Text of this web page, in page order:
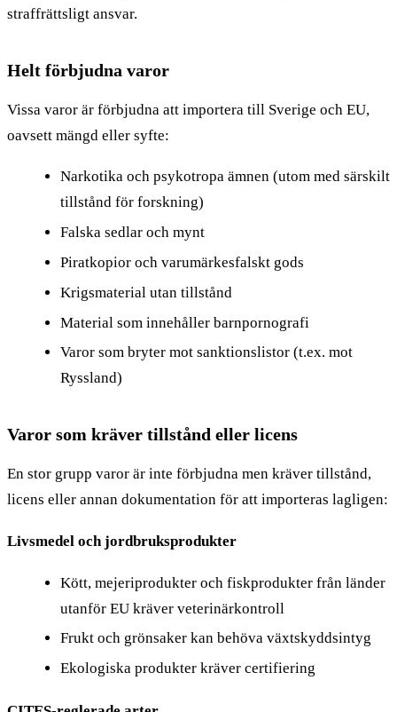
straffrättsligt ansvar.
Helt förbjudna varor
Vissa varor är förbjudna att importera till Sverige och EU,
oavsett mängd eller syfte:
Narkotika och psykotropa ämnen (utom med särskilt
tillstånd för forskning)
Falska sedlar och mynt
Piratkopior och varumärkesfalskt gods
Krigsmaterial utan tillstånd
Material som innehåller barnpornografi
Varor som bryter mot sanktionslistor (t.ex. mot
Ryssland)
Varor som kräver tillstånd eller licens
En stor grupp varor är inte förbjudna men kräver tillstånd,
licens eller annan dokumentation för att importeras lagligen:
Livsmedel och jordbruksprodukter
Kött, mejeriprodukter och fiskprodukter från länder
utanför EU kräver veterinärkontroll
Frukt och grönsaker kan behöva växtskyddsintyg
Ekologiska produkter kräver certifiering